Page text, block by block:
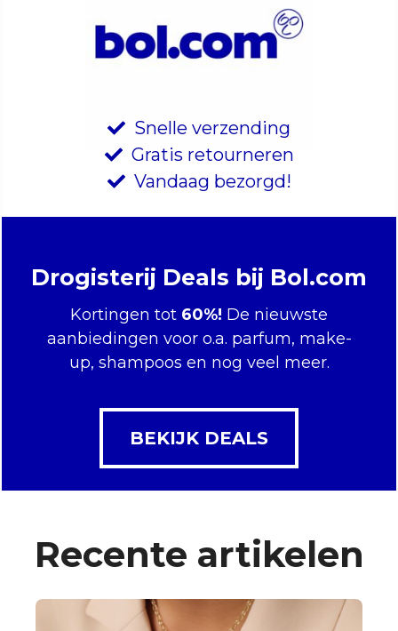
Snelle verzending
Gratis retourneren
Vandaag bezorgd!
Drogisterij Deals bij Bol.com
Kortingen tot 60%! De nieuwste
aanbiedingen voor o.a. parfum, make-
up, shampoos en nog veel meer.
BEKIJK DEALS
Recente artikelen